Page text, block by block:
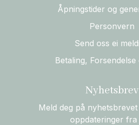
Åpningstider og
Personvern
Send oss ei
Betaling,
Nyhetsbrev
Meld deg på
oppdateringer fra